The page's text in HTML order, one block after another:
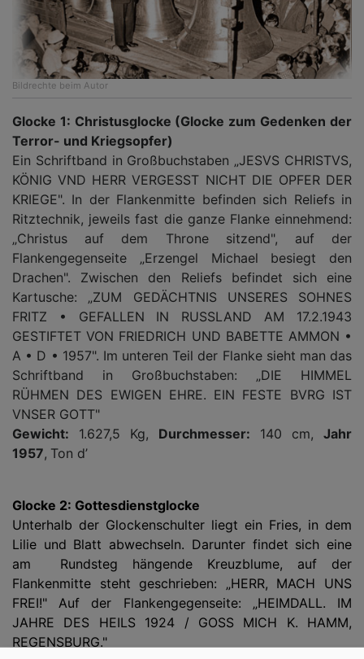
Bildrechte beim Autor
Glocke 1: Christusglocke (Glocke zum Gedenken der
Terror- und Kriegsopfer)
Ein Schriftband in Großbuchstaben „JESVS CHRISTVS,
KÖNIG VND HERR VERGESST NICHT DIE OPFER DER
KRIEGE". In der Flankenmitte befinden sich Reliefs in
Ritztechnik, jeweils fast die ganze Flanke einnehmend:
„Christus auf dem Throne sitzend", auf der
Flankengegenseite „Erzengel Michael besiegt den
Drachen". Zwischen den Reliefs befindet sich eine
Kartusche: „ZUM GEDÄCHTNIS UNSERES SOHNES
FRITZ • GEFALLEN IN RUSSLAND AM 17.2.1943
GESTIFTET VON FRIEDRICH UND BABETTE AMMON •
A • D • 1957". Im unteren Teil der Flanke sieht man das
Schriftband in Großbuchstaben: „DIE HIMMEL
RÜHMEN DES EWIGEN EHRE. EIN FESTE BVRG IST
VNSER GOTT"
Gewicht: 1.627,5 Kg, Durchmesser: 140 cm, Jahr
1957, Ton d’
Glocke 2: Gottesdienstglocke
Unterhalb der Glockenschulter liegt ein Fries, in dem
Lilie und Blatt abwechseln. Darunter findet sich eine
am Rundsteg hängende Kreuzblume, auf der
Flankenmitte steht geschrieben: „HERR, MACH UNS
FREI!" Auf der Flankengegenseite: „HEIMDALL. IM
JAHRE DES HEILS 1924 / GOSS MICH K. HAMM,
REGENSBURG."